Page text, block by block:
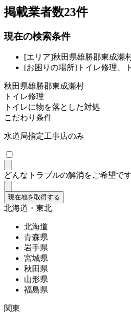
掲載業者数23件
現在の検索条件
[エリア]秋田県雄勝郡東成瀬
[お困りの場所]トイレ修理、
秋田県雄勝郡東成瀬村
トイレ修理
トイレに物を落とした対処
こだわり条件
水道局指定工事店のみ
どんなトラブルの解消をご希望で
現在地を取得する
北海道・東北
北海道
青森県
岩手県
宮城県
秋田県
山形県
福島県
関東